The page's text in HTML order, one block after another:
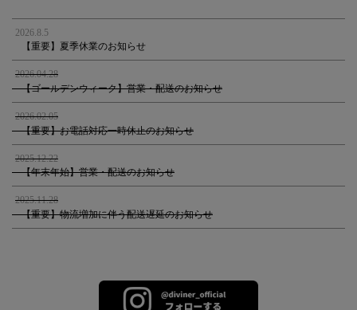
2026.8.5
【重要】夏季休業のお知らせ
2026.04.28
【ゴールデンウィーク】営業・配送のお知らせ
2026.02.05
【重要】お電話対応一時休止のお知らせ
2025.12.22
【年末年始】営業・配送のお知らせ
2025.11.28
【重要】物流増加に伴う配送遅延のお知らせ